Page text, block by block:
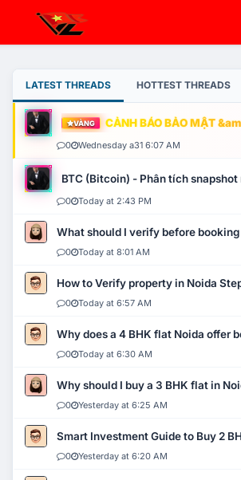
LATEST THREADS HOTTEST THREADS
VÀNG CẢNH BÁO BẢO MẬT
0 Wednesday a31 6:07 AM
BTC (Bitcoin) - Phân tích
0 Today at 2:43 PM
What should I verify before booking
0 Today at 8:01 AM
How to Verify property in Noida
0 Today at 6:57 AM
Why does a 4 BHK flat Noida offer
0 Today at 6:30 AM
Why should I buy a 3 BHK flat in
0 Yesterday at 6:25 AM
Smart Investment Guide to Buy 2
0 Yesterday at 6:20 AM